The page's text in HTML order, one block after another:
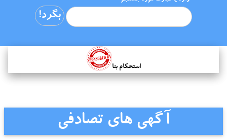
استحکام بنا
آگهی های تصادفی